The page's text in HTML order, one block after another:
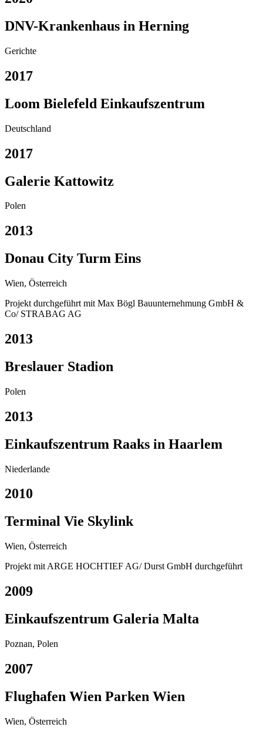
DNV-Krankenhaus in Herning
Gerichte
2017
Loom Bielefeld Einkaufszentrum
Deutschland
2017
Galerie Kattowitz
Polen
2013
Donau City Turm Eins
Wien, Österreich
Projekt durchgeführt mit Max Bögl Bauunternehmung GmbH &
Co/ STRABAG AG
2013
Breslauer Stadion
Polen
2013
Einkaufszentrum Raaks in Haarlem
Niederlande
2010
Terminal Vie Skylink
Wien, Österreich
Projekt mit ARGE HOCHTIEF AG/ Durst GmbH durchgeführt
2009
Einkaufszentrum Galeria Malta
Poznan, Polen
2007
Flughafen Wien Parken Wien
Wien, Österreich